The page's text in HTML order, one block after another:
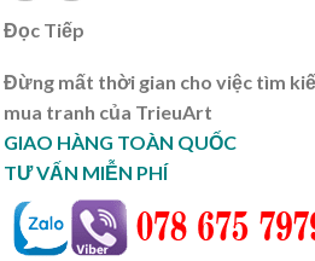
Đọc Tiếp
Đừng mất thời gian cho việc tìm
mua tranh của TrieuArt
GIAO HÀNG TOÀN QUỐC
TƯ VẤN MIỄN PHÍ